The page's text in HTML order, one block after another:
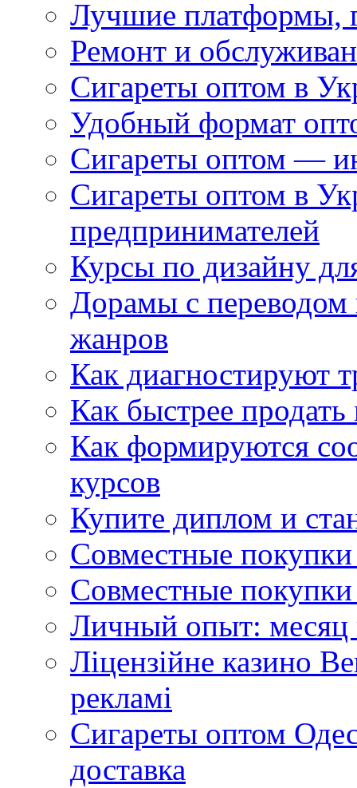
Лучшие платформы,
Ремонт и
Сигареты оптом в
Удобный формат
Сигареты оптом —
Сигареты оптом в
предпринимателей
Курсы по дизайну
Дорамы с переводом
жанров
Как диагностируют
Как быстрее
Как формируются
курсов
Купите диплом и
Совместные
Совместные покупки
Личный опыт: месяц
Ліцензійне казино
рекламі
Сигареты оптом
доставка